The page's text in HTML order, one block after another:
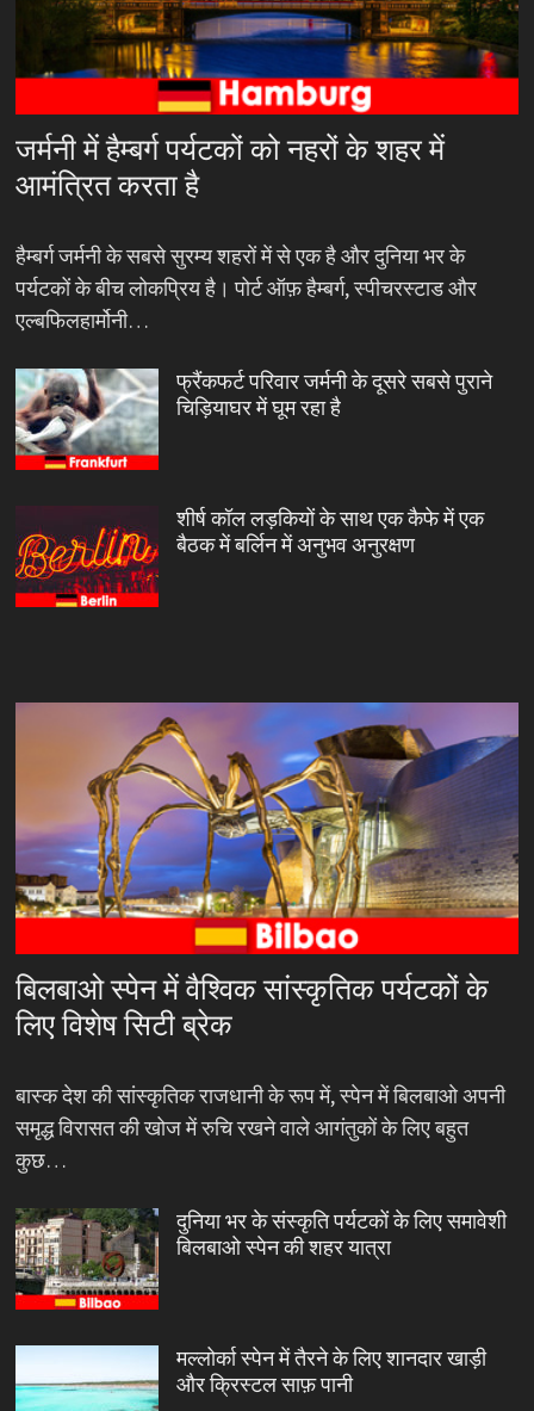
जर्मनी में हैम्बर्ग पर्यटकों को नहरों के शहर में
आमंत्रित करता है
हैम्बर्ग जर्मनी के सबसे सुरम्य शहरों में से एक है और दुनिया भर के
पर्यटकों के बीच लोकप्रिय है। पोर्ट ऑफ़ हैम्बर्ग, स्पीचरस्टाड और
एल्बफिलहार्मोनी…
फ्रैंकफर्ट परिवार जर्मनी के दूसरे सबसे पुराने
चिड़ियाघर में घूम रहा है
शीर्ष कॉल लड़कियों के साथ एक कैफे में एक
बैठक में बर्लिन में अनुभव अनुरक्षण
बिलबाओ स्पेन में वैश्विक सांस्कृतिक पर्यटकों के
लिए विशेष सिटी ब्रेक
बास्क देश की सांस्कृतिक राजधानी के रूप में, स्पेन में बिलबाओ अपनी
समृद्ध विरासत की खोज में रुचि रखने वाले आगंतुकों के लिए बहुत
कुछ…
दुनिया भर के संस्कृति पर्यटकों के लिए समावेशी
बिलबाओ स्पेन की शहर यात्रा
मल्लोर्का स्पेन में तैरने के लिए शानदार खाड़ी
और क्रिस्टल साफ़ पानी